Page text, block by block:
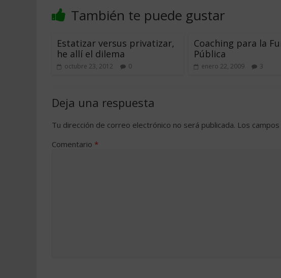
También te puede gustar
Estatizar versus privatizar,
he allí el dilema
octubre 23, 2012 0
Coaching para la
Pública
enero 22, 2009 3
Deja una respuesta
Tu dirección de correo electrónico no será publicada. Los
Comentario *